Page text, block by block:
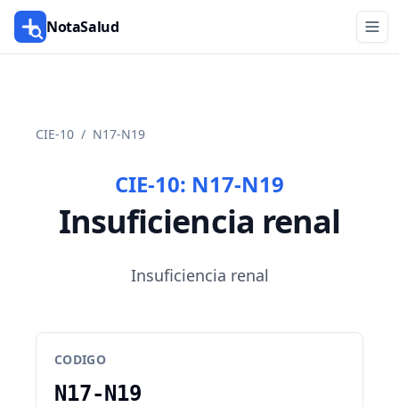
NotaSalud
CIE-10 / N17-N19
CIE-10: N17-N19
Insuficiencia renal
Insuficiencia renal
CODIGO
N17-N19